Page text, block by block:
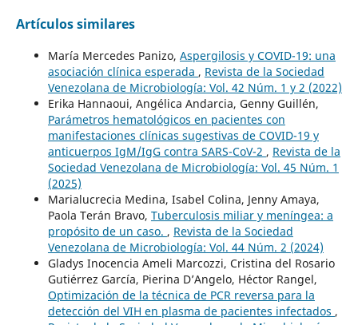
Artículos similares
María Mercedes Panizo, Aspergilosis y COVID-19: una
asociación clínica esperada , Revista de la Sociedad
Venezolana de Microbiología: Vol. 42 Núm. 1 y 2 (2022)
Erika Hannaoui, Angélica Andarcia, Genny Guillén,
Parámetros hematológicos en pacientes con
manifestaciones clínicas sugestivas de COVID-19 y
anticuerpos IgM/IgG contra SARS-CoV-2 , Revista de la
Sociedad Venezolana de Microbiología: Vol. 45 Núm. 1
(2025)
Marialucrecia Medina, Isabel Colina, Jenny Amaya,
Paola Terán Bravo, Tuberculosis miliar y meníngea: a
propósito de un caso. , Revista de la Sociedad
Venezolana de Microbiología: Vol. 44 Núm. 2 (2024)
Gladys Inocencia Ameli Marcozzi, Cristina del Rosario
Gutiérrez García, Pierina D’Angelo, Héctor Rangel,
Optimización de la técnica de PCR reversa para la
detección del VIH en plasma de pacientes infectados ,